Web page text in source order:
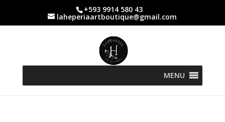
+593 9914 580 43
laheperiaartboutique@gmail.com
MENU